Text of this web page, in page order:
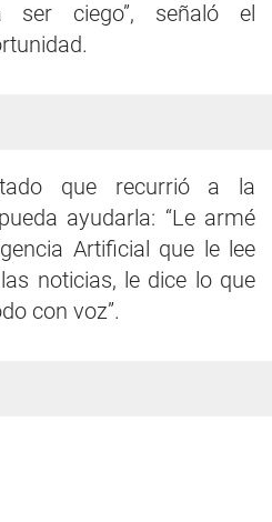
ser ciego”, señaló el
que recurrió a la
ayudarla: “Le armé
Artificial que le lee
noticias, le dice lo que
con voz”.